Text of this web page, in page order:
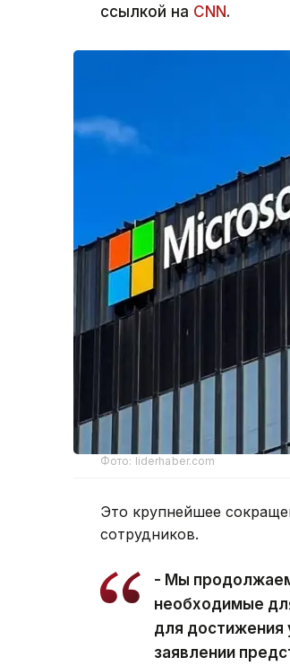
ссылкой на CNN.
Фото: liderhaber.com
Это крупнейшее
сотрудников.
- Мы продолжаем
необходимые
для достижения
заявлении